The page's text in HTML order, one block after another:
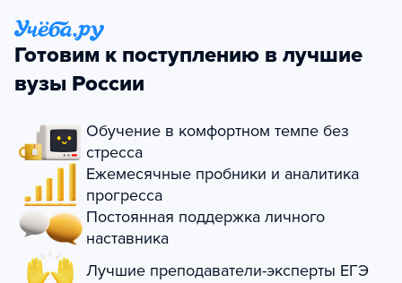
Готовим к поступлению в лучшие
вузы России
Обучение в комфортном темпе без
стресса
Ежемесячные пробники и аналитика
прогресса
Постоянная поддержка личного
наставника
Лучшие преподаватели-эксперты ЕГЭ